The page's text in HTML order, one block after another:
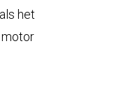
het
motor